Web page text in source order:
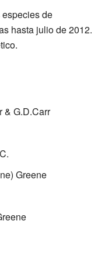
de
hasta julio de 2012.
& G.D.Carr
Greene